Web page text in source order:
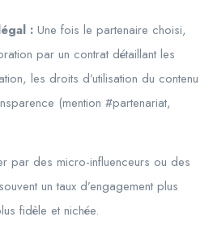
: Une fois le partenaire choisi,
par un contrat détaillant les
les droits d’utilisation du contenu
(mention #partenariat,
par des micro-influenceurs ou des
un taux d’engagement plus
fidèle et nichée.